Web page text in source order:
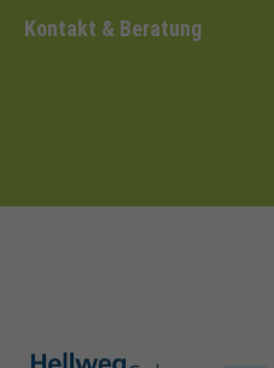
Kontakt & Beratung